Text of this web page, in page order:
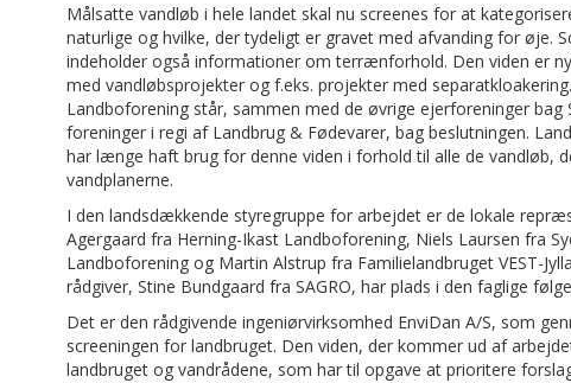
Målsatte vandløb i hele landet skal nu screenes for at
naturlige og hvilke, der tydeligt er gravet med afvanding for øje.
indeholder også informationer om terrænforhold. Den viden er
med vandløbsprojekter og f.eks. projekter med
Landboforening står, sammen med de øvrige ejerforeninger bag
foreninger i regi af Landbrug & Fødevarer, bag beslutningen.
har længe haft brug for denne viden i forhold til alle de vandløb,
vandplanerne.
I den landsdækkende styregruppe for arbejdet er de lokale
Agergaard fra Herning-Ikast Landboforening, Niels Laursen fra
Landboforening og Martin Alstrup fra Familielandbruget VEST-
rådgiver, Stine Bundgaard fra SAGRO, har plads i den faglige
Det er den rådgivende ingeniørvirksomhed EnviDan A/S, som
screeningen for landbruget. Den viden, der kommer ud af
landbruget og vandrådene, som har til opgave at prioritere